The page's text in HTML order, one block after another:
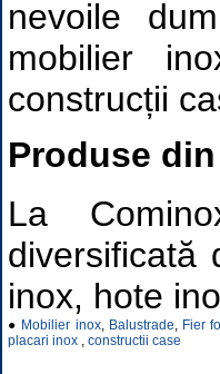
nevoile
mobilier
construcții
Produse
La
diversificată
inox, hote
● Mobilier inox, Balustrade, Fier
placari inox , constructii case